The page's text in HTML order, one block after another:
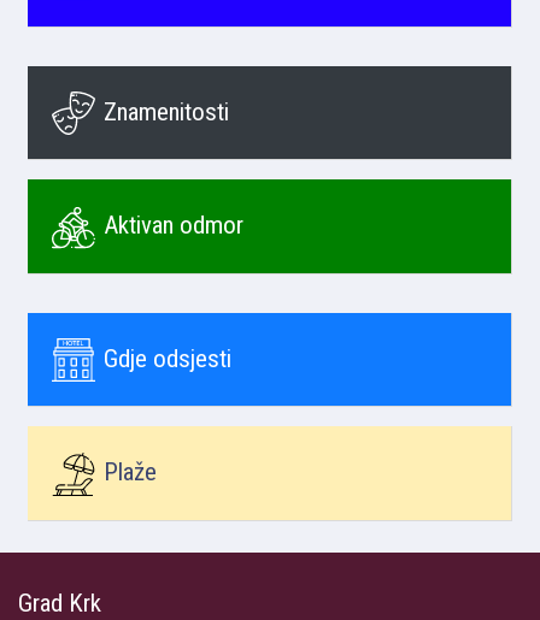
Znamenitosti
Aktivan odmor
Gdje odsjesti
Plaže
Grad Krk